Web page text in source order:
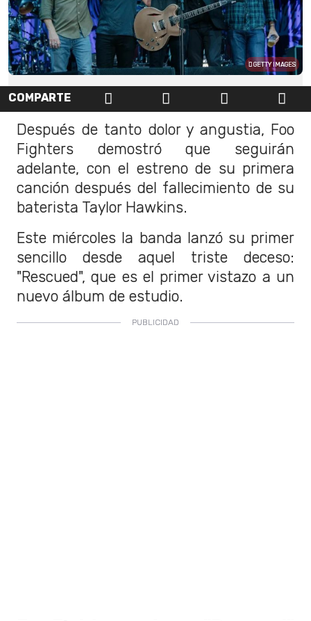
GETTY IMAGES
COMPARTE
Después de tanto dolor y angustia, Foo
Fighters demostró que seguirán
adelante, con el estreno de su primera
canción después del fallecimiento de su
baterista Taylor Hawkins.
Este miércoles la banda lanzó su primer
sencillo desde aquel triste deceso:
"Rescued", que es el primer vistazo a un
nuevo álbum de estudio.